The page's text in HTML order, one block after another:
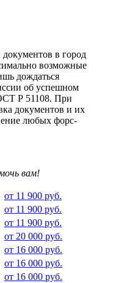
в город
возможные
дождаться
об успешном
Р 51108. При
документов и их
любых форс-
вам!
от 11 900 руб.
от 11 900 руб.
от 11 900 руб.
от 20 000 руб.
от 16 000 руб.
от 16 000 руб.
от 16 000 руб.